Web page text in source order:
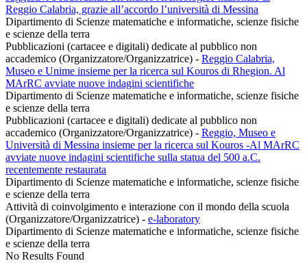
Reggio Calabria, grazie all’accordo l’università di Messina
Dipartimento di Scienze matematiche e informatiche, scienze fisiche
e scienze della terra
Pubblicazioni (cartacee e digitali) dedicate al pubblico non
accademico (Organizzatore/Organizzatrice) - Reggio Calabria,
Museo e Unime insieme per la ricerca sul Kouros di Rhegion. Al
MArRC avviate nuove indagini scientifiche
Dipartimento di Scienze matematiche e informatiche, scienze fisiche
e scienze della terra
Pubblicazioni (cartacee e digitali) dedicate al pubblico non
accademico (Organizzatore/Organizzatrice) - Reggio, Museo e
Università di Messina insieme per la ricerca sul Kouros -Al MArRC
avviate nuove indagini scientifiche sulla statua del 500 a.C.
recentemente restaurata
Dipartimento di Scienze matematiche e informatiche, scienze fisiche
e scienze della terra
Attività di coinvolgimento e interazione con il mondo della scuola
(Organizzatore/Organizzatrice) - e-laboratory
Dipartimento di Scienze matematiche e informatiche, scienze fisiche
e scienze della terra
No Results Found